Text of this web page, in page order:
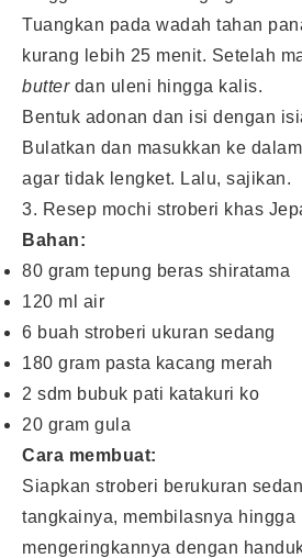
Tuangkan pada wadah tahan
kurang lebih 25 menit. Setelah
butterdan uleni hingga kalis.
Bentuk adonan dan isi dengan
Bulatkan dan masukkan ke
agar tidak lengket. Lalu, sajikan.
3. Resep mochi stroberi khas
Bahan:
80 gram tepung beras shiratama
120 ml air
6 buah stroberi ukuran sedang
180 gram pasta kacang merah
2 sdm bubuk pati katakuri ko
20 gram gula
Cara membuat:
Siapkan stroberi berukuran
tangkainya, membilasnya hingga
mengeringkannya dengan